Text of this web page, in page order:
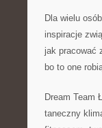
Dla wielu
inspiracje
jak pracować
bo to one
Dream Team
taneczny